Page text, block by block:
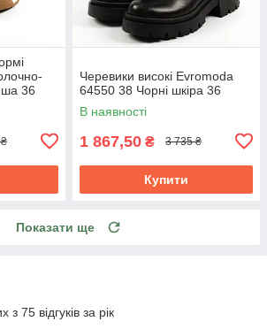
36
Черевики високі Evromoda
64550 38 Чорні шкіра 36
В наявності
1 867,50 ₴ 3 735 ₴
Купити
Показати ще
з 75 відгуків за рік